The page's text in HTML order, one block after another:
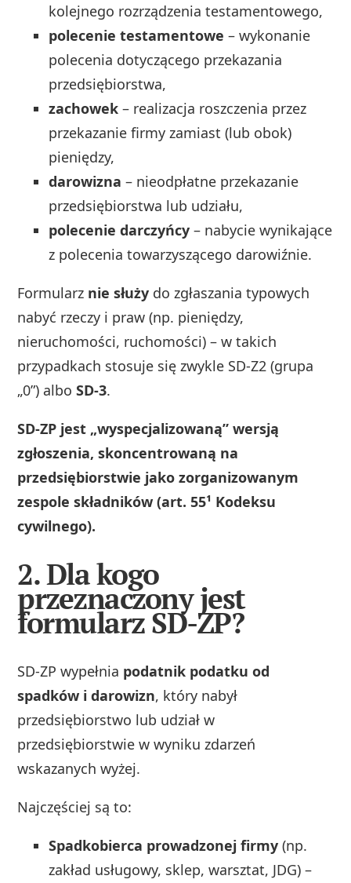
kolejnego rozrządzenia testamentowego,
polecenie testamentowe – wykonanie
polecenia dotyczącego przekazania
przedsiębiorstwa,
zachowek – realizacja roszczenia przez
przekazanie firmy zamiast (lub obok)
pieniędzy,
darowizna – nieodpłatne przekazanie
przedsiębiorstwa lub udziału,
polecenie darczyńcy – nabycie wynikające
z polecenia towarzyszącego darowiźnie.
Formularz nie służy do zgłaszania typowych
nabyć rzeczy i praw (np. pieniędzy,
nieruchomości, ruchomości) – w takich
przypadkach stosuje się zwykle SD‑Z2 (grupa
„0”) alboSD‑3.
SD-ZP jest „wyspecjalizowaną” wersją
zgłoszenia, skoncentrowaną na
przedsiębiorstwie jako zorganizowanym
zespole składników (art. 55¹ Kodeksu
cywilnego).
2. Dla kogo
przeznaczony jest
formularz SD-ZP?
SD-ZP wypełnia podatnik podatku od
spadków i darowizn, który nabył
przedsiębiorstwo lub udział w
przedsiębiorstwie w wyniku zdarzeń
wskazanych wyżej.
Najczęściej są to:
Spadkobierca prowadzonej firmy (np.
zakład usługowy, sklep, warsztat, JDG) –